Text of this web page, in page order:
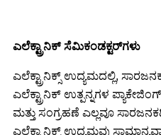
ಎಲೆಕ್ಟ್ರಾನಿಕ್ ಸೆಮಿಕಂಡಕ್ಟರ್‌ಗಳು
ಎಲೆಕ್ಟ್ರಾನಿಕ್ಸ್ ಉದ್ಯಮದಲ್ಲಿ,
ಎಲೆಕ್ಟ್ರಾನಿಕ್ ಉತ್ಪನ್ನಗಳ
ಮತ್ತು ಸಂಗ್ರಹಣೆ ಎಲ್ಲವೂ
ಎಲೆಕ್ಟ್ರಾನಿಕ್ಸ್ ಉದ್ಯಮವು